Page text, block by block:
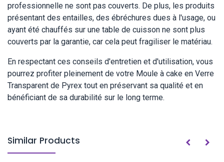
professionnelle ne sont pas couverts. De plus, les produits
présentant des entailles, des ébréchures dues à l'usage, ou
ayant été chauffés sur une table de cuisson ne sont plus
couverts par la garantie, car cela peut fragiliser le matériau.
En respectant ces conseils d'entretien et d'utilisation, vous
pourrez profiter pleinement de votre Moule à cake en Verre
Transparent de Pyrex tout en préservant sa qualité et en
bénéficiant de sa durabilité sur le long terme.
Similar Products